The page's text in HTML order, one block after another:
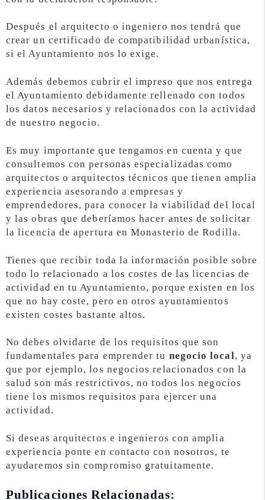
Después el arquitecto o ingeniero nos tendrá que
crear un certificado de compatibilidad urbanística,
si el Ayuntamiento nos lo exige.
Además debemos cubrir el impreso que nos entrega
el Ayuntamiento debidamente rellenado con todos
los datos necesarios y relacionados con la actividad
de nuestro negocio.
Es muy importante que tengamos en cuenta y que
consultemos con personas especializadas como
arquitectos o arquitectos técnicos que tienen amplia
experiencia asesorando a empresas y
emprendedores, para conocer la viabilidad del local
y las obras que deberíamos hacer antes de solicitar
la licencia de apertura en Monasterio de Rodilla.
Tienes que recibir toda la información posible sobre
todo lo relacionado a los costes de las licencias de
actividad en tu Ayuntamiento, porque existen en los
que no hay coste, pero en otros ayuntamientos
existen costes bastante altos.
No debes olvidarte de los requisitos que son
fundamentales para emprender tu negocio local, ya
que por ejemplo, los negocios relacionados con la
salud son más restrictivos, no todos los negocios
tiene los mismos requisitos para ejercer una
actividad.
Si deseas arquitectos e ingenieros con amplia
experiencia ponte en contacto con nosotros, te
ayudaremos sin compromiso gratuitamente.
Publicaciones Relacionadas: